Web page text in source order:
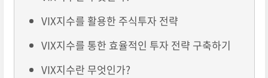
VIX지수를 활용한 주식투자 전략
VIX지수를 통한 효율적인 투자 전략 구축하기
VIX지수란 무엇인가?